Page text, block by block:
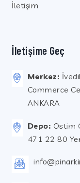
İletişim
İletişime Geç
Merkez:
Commerce
ANKARA
Depo: Ostim
471 22 80